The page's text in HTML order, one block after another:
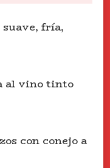
fría,
al vino tinto
con conejo a